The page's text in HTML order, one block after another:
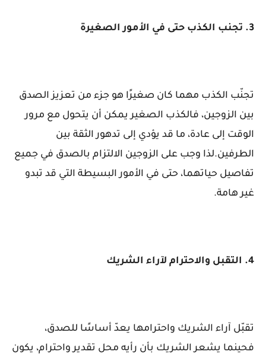
3. تجنب الكذب حتى في الأمور الصغيرة
تجنّب الكذب مهما كان صغيرًا هو جزء من تعزيز الصدق
بين الزوجين، فالكذب الصغير يمكن أن يتحول مع مرور
الوقت إلى عادة، ما قد يؤدي إلى تدهور الثقة بين
الطرفين.لذا وجب على الزوجين الالتزام بالصدق في جميع
تفاصيل حياتهما، حتى في الأمور البسيطة التي قد تبدو
غير هامة.
4. التقبل والاحترام لآراء الشريك
تقبّل آراء الشريك واحترامها يعدّ أساسًا للصدق،
فحينما يشعر الشريك بأن رأيه محل تقدير واحترام، يكون